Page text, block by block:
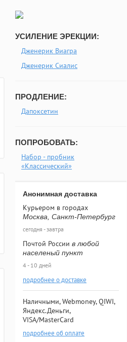
УСИЛЕНИЕ ЭРЕКЦИИ:
Дженерик Виагра
Дженерик Сиалис
ПРОДЛЕНИЕ:
Дапоксетин
ПОПРОБОВАТЬ:
Набор - пробник
«Классический»
Анонимная доставка
Курьером в городах
Москва, Санкт-Петербург
сегодня - завтра
Почтой России в любой
населеный пункт
4 - 10 дней
подробнее о доставке
Наличными, Webmoney, QIWI,
Яндекс.Деньги,
VISA/MasterCard
подробнее об оплате